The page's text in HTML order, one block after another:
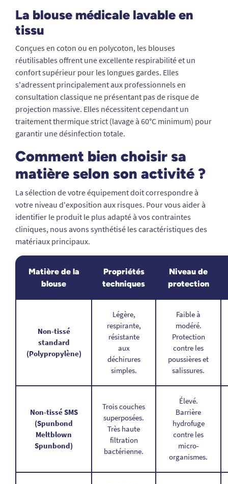
La blouse médicale lavable en
tissu
Conçues en coton ou en polycoton, les blouses
réutilisables offrent une excellente respirabilité et un
confort supérieur pour les longues gardes. Elles
s'adressent principalement aux professionnels en
consultation classique ne présentant pas de risque de
projection massive. Elles nécessitent cependant un
traitement thermique strict (lavage à 60°C minimum) pour
garantir une désinfection totale.
Comment bien choisir sa
matière selon son activité ?
La sélection de votre équipement doit correspondre à
votre niveau d'exposition aux risques. Pour vous aider à
identifier le produit le plus adapté à vos contraintes
cliniques, nous avons synthétisé les caractéristiques des
matériaux principaux.
Matière de la
blouse
Propriétés
techniques
Niveau de
protection
Non-tissé
standard
(Polypropylène)
Légère,
respirante,
résistante
aux
déchirures
simples.
Faible à
modéré.
Protection
contre les
poussières et
salissures.
Non-tissé SMS
(Spunbond
Meltblown
Spunbond)
Trois couches
superposées.
Très haute
filtration
bactérienne.
Élevé.
Barrière
hydrofuge
contre les
micro-
organismes.